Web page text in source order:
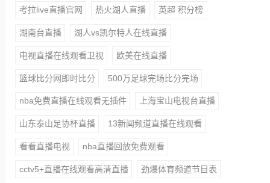
考拉live直播官网 热火湖人直播 英超 积分榜
湖南台直播 湖人vs凯尔特人在线直播
电视直播在线观看卫视 欧美在线直播
篮球比分网即时比分 500万足球完场比分完场
nba免费直播在线观看无插件 上海宝山电视台直播
山东泰山足协杯直播 13新闻频道直播在线观看
看看直播电视 nba直播回放免费观看
cctv5+直播在线观看高清直播 劲爆体育频道节目表